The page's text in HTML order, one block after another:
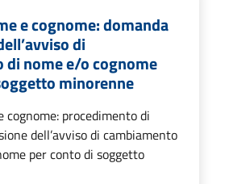
e cognome: domanda
di
di nome e/o cognome
minorenne
cognome: procedimento di
dell’avviso di cambiamento
per conto di soggetto